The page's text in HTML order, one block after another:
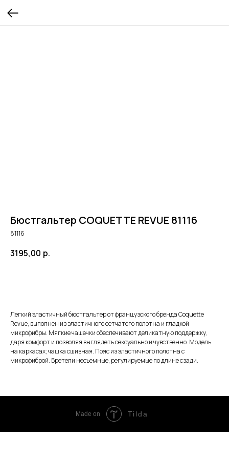
Бюстгальтер COQUETTE REVUE 81116
81116
3195,00 р.
Легкий эластичный бюстгальтер от французского бренда Coquette
Revue, выполнен из эластичного сетчатого полотна и гладкой
микрофибры. Мягкие чашечки обеспечивают деликатную поддержку,
даря комфорт и позволяя выглядеть сексуально и чувственно. Модель
на каркасах; чашка сшивная. Пояс из эластичного полотна с
микрофиброй. Бретели несъемные, регулируемые по длине сзади.
Made on Tilda